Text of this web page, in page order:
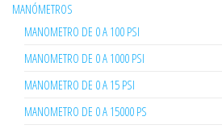
MANÓMETROS
MANOMETRO DE 0 A 100 PSI
MANOMETRO DE 0 A 1000 PSI
MANOMETRO DE 0 A 15 PSI
MANOMETRO DE 0 A 15000 PS